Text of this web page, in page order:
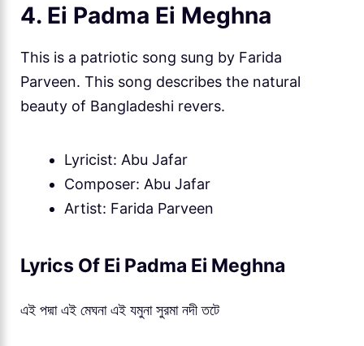
4. Ei Padma Ei Meghna
This is a patriotic song sung by Farida
Parveen. This song describes the natural
beauty of Bangladeshi revers.
Lyricist: Abu Jafar
Composer: Abu Jafar
Artist: Farida Parveen
Lyrics Of Ei Padma Ei Meghna
এই পদ্মা এই মেঘনা এই যমুনা সুরমা নদী তটে